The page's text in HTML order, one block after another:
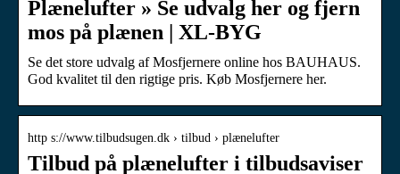
Plænelufter » Se udvalg her og fjern
mos på plænen | XL-BYG
Se det store udvalg af Mosfjernere online hos BAUHAUS.
God kvalitet til den rigtige pris. Køb Mosfjernere her.
http s://www.tilbudsugen.dk › tilbud › plænelufter
Tilbud på plænelufter i tilbudsaviser